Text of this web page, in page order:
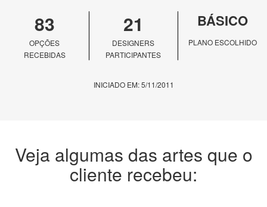
83
OPÇÕES
RECEBIDAS
21
DESIGNERS
PARTICIPANTES
BÁSICO
PLANO ESCOLHIDO
INICIADO EM: 5/11/2011
Veja algumas das artes que o
cliente recebeu: